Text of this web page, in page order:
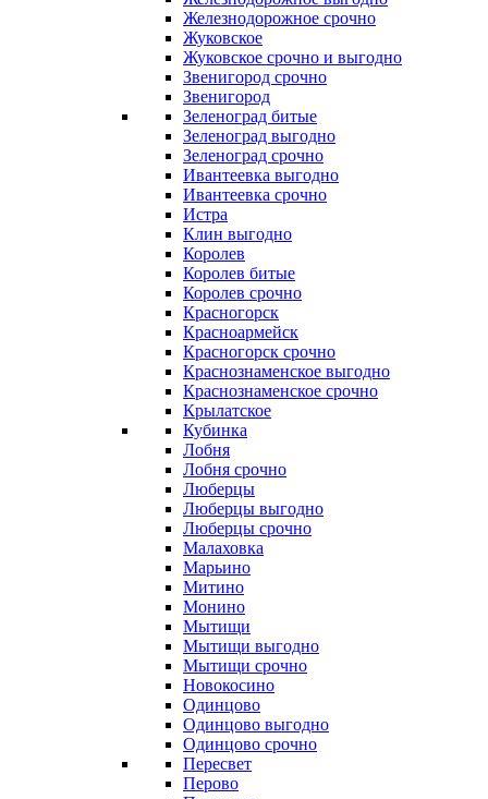
Железнодорожное срочно
Жуковское
Жуковское срочно и выгодно
Звенигород срочно
Звенигород
Зеленоград битые
Зеленоград выгодно
Зеленоград срочно
Ивантеевка выгодно
Ивантеевка срочно
Истра
Клин выгодно
Королев
Королев битые
Королев срочно
Красногорск
Красноармейск
Красногорск срочно
Краснознаменское выгодно
Краснознаменское срочно
Крылатское
Кубинка
Лобня
Лобня срочно
Люберцы
Люберцы выгодно
Люберцы срочно
Малаховка
Марьино
Митино
Монино
Мытищи
Мытищи выгодно
Мытищи срочно
Новокосино
Одинцово
Одинцово выгодно
Одинцово срочно
Пересвет
Перово